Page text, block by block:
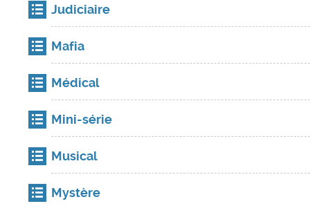
Judiciaire
Mafia
Médical
Mini-série
Musical
Mystère